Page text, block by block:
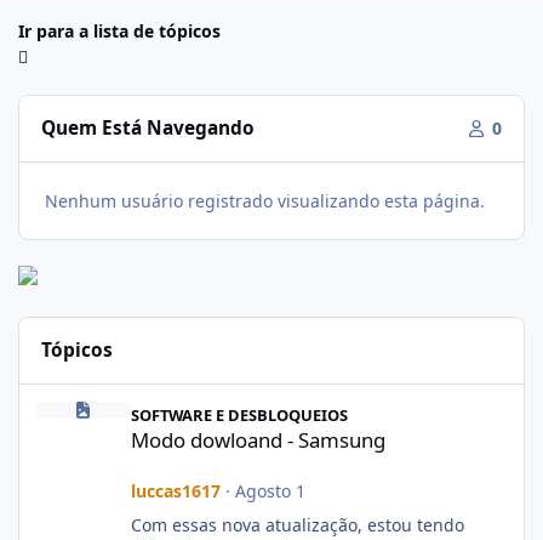
Ir para a lista de tópicos
Quem Está Navegando 0
Nenhum usuário registrado visualizando esta página.
Tópicos
SOFTWARE E DESBLOQUEIOS
Modo dowloand - Samsung
luccas1617· Agosto 1
Com essas nova atualização, estou tendo